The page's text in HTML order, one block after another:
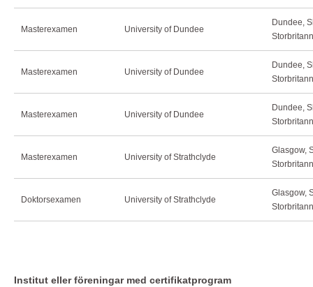
Masterexamen University of Dundee
Dundee,
Masterexamen University of Dundee
Dundee,
Masterexamen University of Dundee
Dundee,
Masterexamen University of Strathclyde
Glasgow,
Doktorsexamen University of Strathclyde
Glasgow,
Institut eller föreningar med certifikatprogram